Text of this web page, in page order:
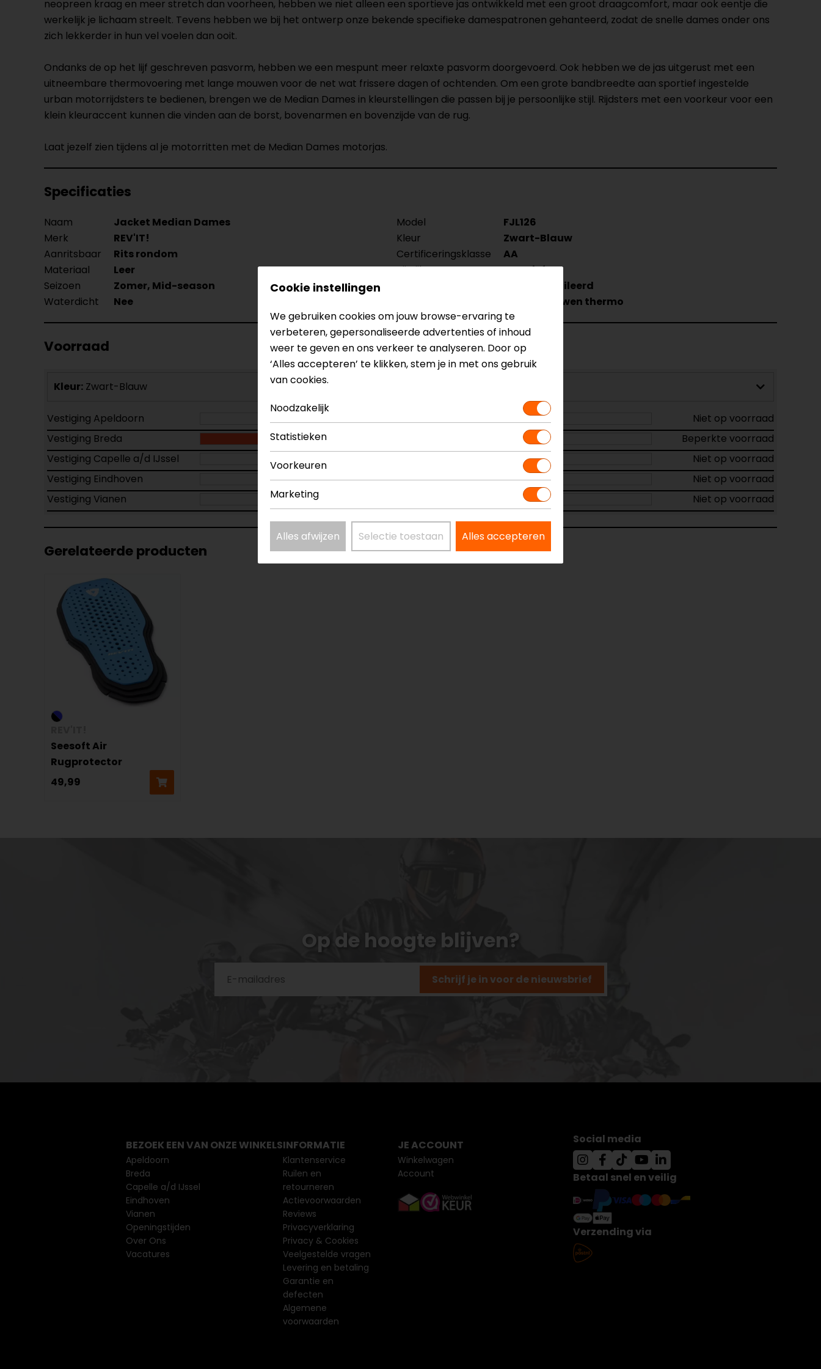
neopreen kraag en meer stretch dan voorheen, hebben we niet alleen een sportieve jas ontwikkeld met een groot draagcomfort, maar ook eentje die
werkelijk je lichaam streelt. Tevens hebben we bij het ontwerp onze bekende specifieke damespatronen gehanteerd, zodat de snelle dames onder ons
zich lekkerder in hun vel voelen dan ooit.
Ondanks de op het lijf geschreven pasvorm, hebben we een mespunt meer relaxte pasvorm doorgevoerd. Ook hebben we de jas uitgerust met een
uitneembare thermovoering met lange mouwen voor de net wat frissere dagen of ochtenden. Om een grote bandbreedte aan sportief ingestelde
urban motorrijdsters te bedienen, brengen we de Median Dames in kleurstellingen die passen bij je persoonlijke stijl. Rijdsters met een voorkeur voor een
klein kleuraccent kunnen die vinden aan de borst, bovenarmen en bovenzijde van de rug.
Laat jezelf zien tijdens al je motorritten met de Median Dames motorjas.
Specificaties
Naam Jacket Median Dames Model
FJL126
Merk
REV'IT! Kleur
Zwart-Blauw
Aanritsbaar
Rits rondom Certificeringsklasse
AA
Materiaal
Leer Rijstijl
Sportief
Seizoen
Zomer, Mid-season
Niet geventileerd
Waterdicht
Nee Lange mouwen thermo
Voorraad
Kleur: Zwart-Blauw
Vestiging Apeldoorn
Niet op voorraad
Vestiging Breda
Beperkte voorraad
Vestiging Capelle a/d IJssel
Niet op voorraad
Vestiging Eindhoven
Niet op voorraad
Vestiging Vianen
Niet op voorraad
Gerelateerde producten
Seesoft Air
Rugprotector
49,99
Op de hoogte blijven?
Schrijf je in voor de nieuwsbrief
Cookie instellingen
We gebruiken cookies om jouw browse-ervaring te
verbeteren, gepersonaliseerde advertenties of inhoud
weer te geven en ons verkeer te analyseren. Door op
‘Alles accepteren’ te klikken, stem je in met ons gebruik
van cookies.
Noodzakelijk
Statistieken
Voorkeuren
Marketing
Alles afwijzen Selectie toestaan Alles accepteren
BEZOEK EEN VAN ONZE WINKELS
Apeldoorn
Breda
Capelle a/d IJssel
Eindhoven
Vianen
Openingstijden
Over Ons
Vacatures
INFORMATIE
Klantenservice
Ruilen en
retourneren
Actievoorwaarden
Reviews
Privacyverklaring
Privacy & Cookies
Veelgestelde vragen
Levering en betaling
Garantie en
defecten
Algemene
voorwaarden
JE ACCOUNT
Winkelwagen
Account
Social media
Betaal snel en veilig
Verzending via